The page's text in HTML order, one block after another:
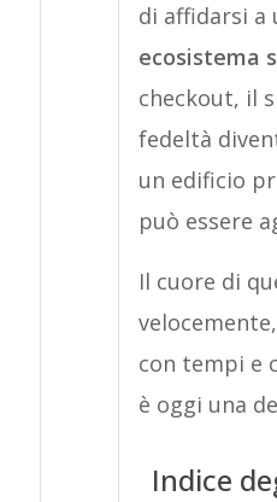
di affidarsi
ecosistema
checkout, il
fedeltà
un edificio
può essere
Il cuore di
con tempi e
è oggi una
Indice